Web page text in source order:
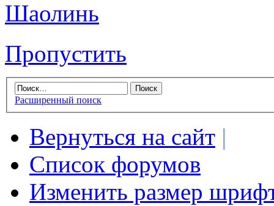
Пропустить
Расширенный поиск
Вернуться на сайт |
Список форумов
Изменить размер